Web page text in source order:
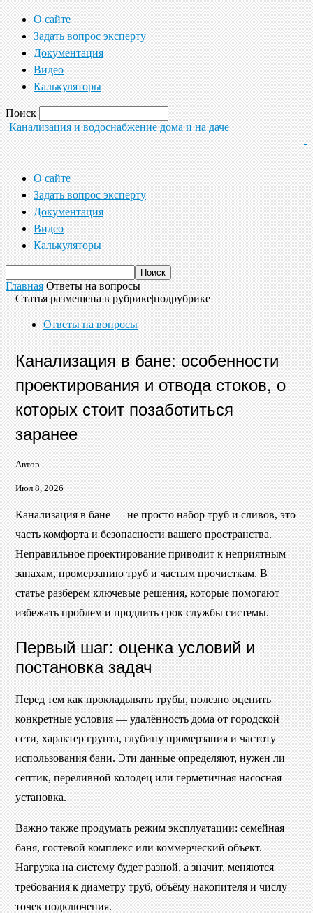
О сайте
Задать вопрос эксперту
Документация
Видео
Калькуляторы
Поиск
Канализация и водоснабжение дома и на даче
О сайте
Задать вопрос эксперту
Документация
Видео
Калькуляторы
Главная Ответы на вопросы
Статья размещена в рубрике|подрубрике
Ответы на вопросы
Канализация в бане: особенности
проектирования и отвода стоков, о
которых стоит позаботиться
заранее
Автор
-
Июл 8, 2026
Канализация в бане — не просто набор труб и сливов, это
часть комфорта и безопасности вашего пространства.
Неправильное проектирование приводит к неприятным
запахам, промерзанию труб и частым прочисткам. В
статье разберём ключевые решения, которые помогают
избежать проблем и продлить срок службы системы.
Первый шаг: оценка условий и
постановка задач
Перед тем как прокладывать трубы, полезно оценить
конкретные условия — удалённость дома от городской
сети, характер грунта, глубину промерзания и частоту
использования бани. Эти данные определяют, нужен ли
септик, переливной колодец или герметичная насосная
установка.
Важно также продумать режим эксплуатации: семейная
баня, гостевой комплекс или коммерческий объект.
Нагрузка на систему будет разной, а значит, меняются
требования к диаметру труб, объёму накопителя и числу
точек подключения.